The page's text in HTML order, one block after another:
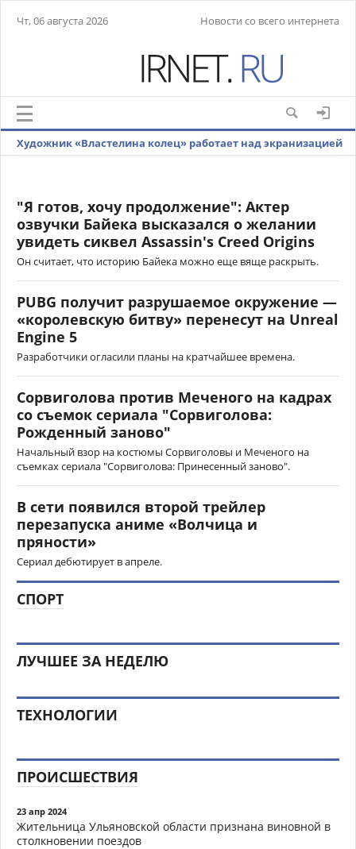
Чт, 06 августа 2026 Новости со всего интернета
Художник «Властелина колец» работает над экранизацией
"Я готов, хочу продолжение": Актер
озвучки Байека высказался о желании
увидеть сиквел Assassin's Creed Origins
Он считает, что историю Байека можно еще вяще раскрыть.
PUBG получит разрушаемое окружение —
«королевскую битву» перенесут на Unreal
Engine 5
Разработчики огласили планы на кратчайшее времена.
Сорвиголова против Меченого на кадрах
со съемок сериала "Сорвиголова:
Рожденный заново"
Начальный взор на костюмы Сорвиголовы и Меченого на
съемках сериала "Сорвиголова: Принесенный заново".
В сети появился второй трейлер
перезапуска аниме «Волчица и
пряности»
Сериал дебютирует в апреле.
СПОРТ
ЛУЧШЕЕ ЗА НЕДЕЛЮ
ТЕХНОЛОГИИ
ПРОИСШЕСТВИЯ
23 апр 2024
Жительница Ульяновской области признана виновной в
столкновении поездов